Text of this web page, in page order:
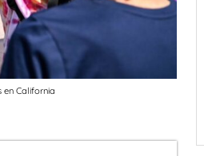
en California